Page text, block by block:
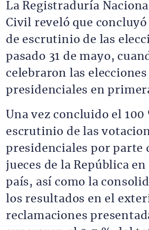
La Registraduría
Civil reveló que concluyó
de escrutinio de las
pasado 31 de mayo,
celebraron las elecciones
presidenciales en
Una vez concluido el 100
escrutinio de las
presidenciales por parte
jueces de la República
país, así como la
los resultados en el
reclamaciones